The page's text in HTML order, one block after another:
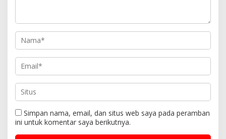
Simpan nama, email, dan situs web saya pada peramban
ini untuk komentar saya berikutnya.